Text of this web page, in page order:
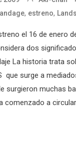
, estreno,
el 16 de enero
dos
La historia trata
que surge a
surgieron muchas
comenzado a